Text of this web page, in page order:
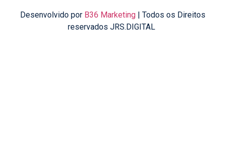
Desenvolvido por B36 Marketing| Todos os Direitos
reservados JRS.DIGITAL